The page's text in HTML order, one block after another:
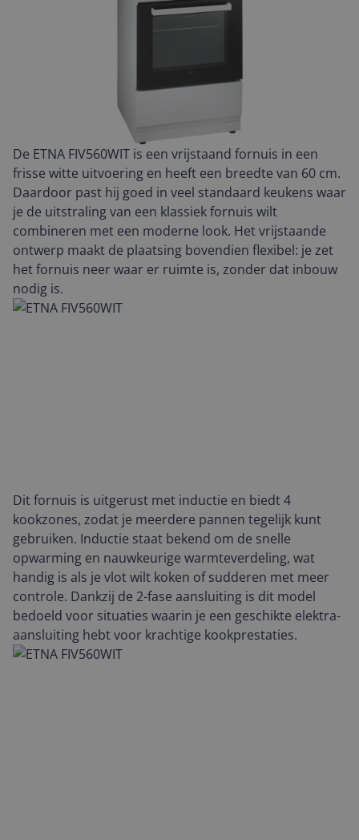
De ETNA FIV560WIT is een vrijstaand fornuis in een
frisse witte uitvoering en heeft een breedte van 60 cm.
Daardoor past hij goed in veel standaard keukens waar
je de uitstraling van een klassiek fornuis wilt
combineren met een moderne look. Het vrijstaande
ontwerp maakt de plaatsing bovendien flexibel: je zet
het fornuis neer waar er ruimte is, zonder dat inbouw
nodig is.
Dit fornuis is uitgerust met inductie en biedt 4
kookzones, zodat je meerdere pannen tegelijk kunt
gebruiken. Inductie staat bekend om de snelle
opwarming en nauwkeurige warmteverdeling, wat
handig is als je vlot wilt koken of sudderen met meer
controle. Dankzij de 2-fase aansluiting is dit model
bedoeld voor situaties waarin je een geschikte elektra-
aansluiting hebt voor krachtige kookprestaties.